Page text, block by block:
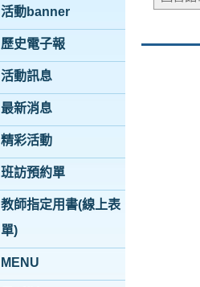
活動banner
歷史電子報
活動訊息
最新消息
精彩活動
班訪預約單
教師指定用書(線上表
單)
MENU